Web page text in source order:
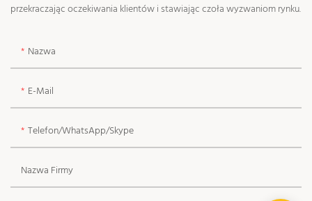
przekraczając oczekiwania klientów i stawiając czoła wyzwaniom rynku.
Nazwa
E-Mail
Telefon/WhatsApp/Skype
Nazwa Firmy